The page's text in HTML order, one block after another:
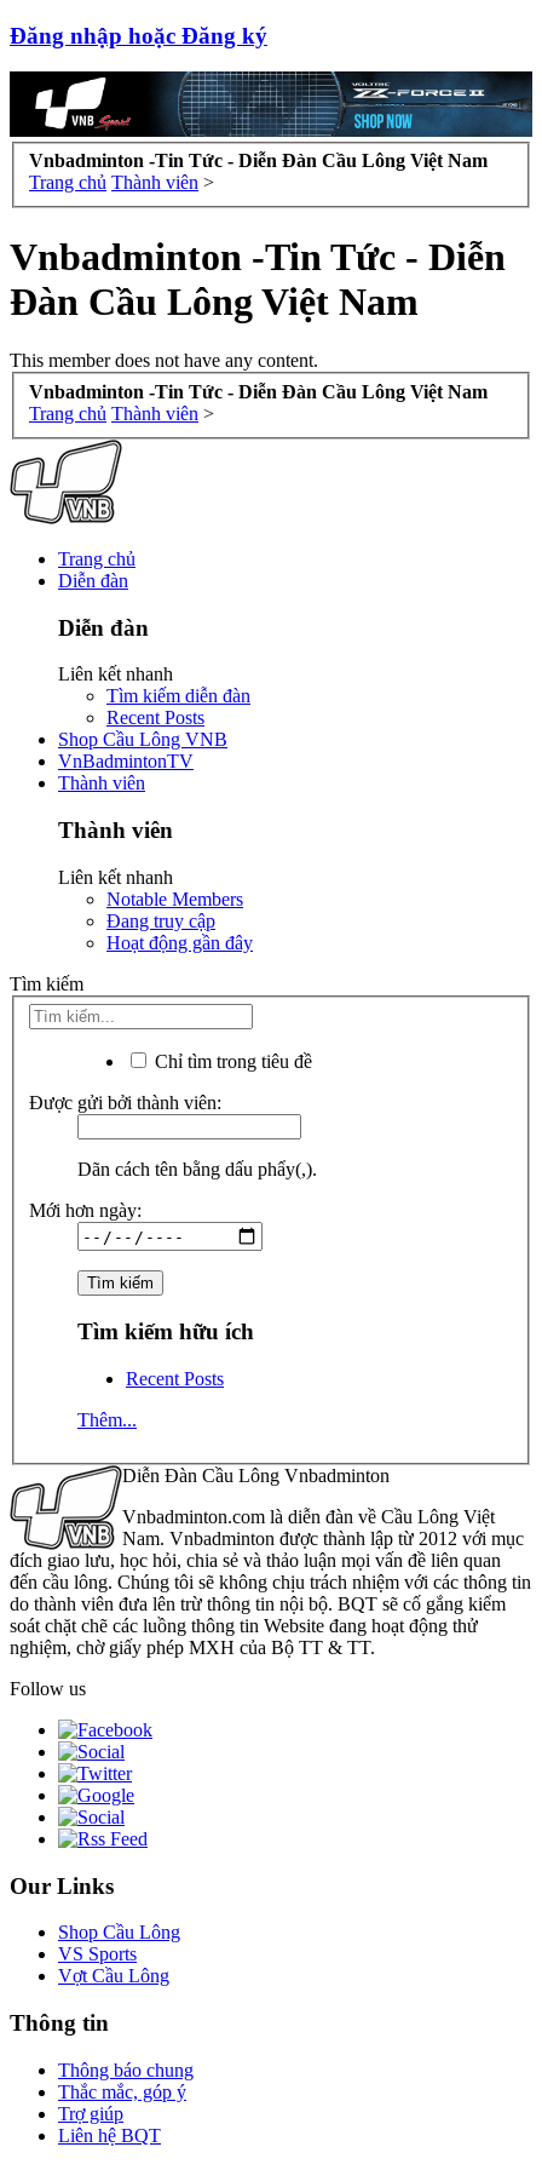
Đăng nhập hoặc Đăng ký
Vnbadminton -Tin Tức - Diễn Đàn Cầu Lông Việt Nam
Trang chủ Thành viên >
Vnbadminton -Tin Tức - Diễn
Đàn Cầu Lông Việt Nam
This member does not have any content.
Vnbadminton -Tin Tức - Diễn Đàn Cầu Lông Việt Nam
Trang chủ Thành viên >
Trang chủ
Diễn đàn
Diễn đàn
Liên kết nhanh
Tìm kiếm diễn đàn
Recent Posts
Shop Cầu Lông VNB
VnBadmintonTV
Thành viên
Thành viên
Liên kết nhanh
Notable Members
Đang truy cập
Hoạt động gần đây
Tìm kiếm
Chỉ tìm trong tiêu đề
Được gửi bởi thành viên:
Dãn cách tên bằng dấu phẩy(,).
Mới hơn ngày:
Tìm kiếm hữu ích
Recent Posts
Thêm...
Diễn Đàn Cầu Lông Vnbadminton
Vnbadminton.com là diễn đàn về Cầu Lông Việt
Nam. Vnbadminton được thành lập từ 2012 với mục
đích giao lưu, học hỏi, chia sẻ và thảo luận mọi vấn đề liên quan
đến cầu lông. Chúng tôi sẽ không chịu trách nhiệm với các thông tin
do thành viên đưa lên trừ thông tin nội bộ. BQT sẽ cố gắng kiểm
soát chặt chẽ các luồng thông tin Website đang hoạt động thử
nghiệm, chờ giấy phép MXH của Bộ TT & TT.
Follow us
Our Links
Shop Cầu Lông
VS Sports
Vợt Cầu Lông
Thông tin
Thông báo chung
Thắc mắc, góp ý
Trợ giúp
Liên hệ BQT